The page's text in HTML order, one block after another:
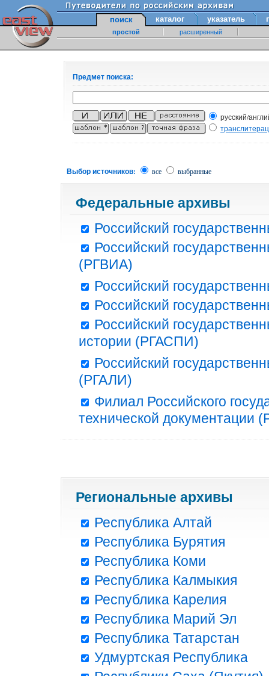
поиск каталог указатель
простой расширенный
Предмет поиска:
русский/
Выбор источников: все выбранные
Федеральные архивы
Российский
Российский
(РГВИА)
Российский
Российский
Российский
истории (РГАСПИ)
Российский
(РГАЛИ)
Филиал Российского
технической документации
Региональные архивы
Республика Алтай
Республика Бурятия
Республика Коми
Республика Калмыкия
Республика Карелия
Республика Марий Эл
Республика Татарстан
Удмуртская Республика